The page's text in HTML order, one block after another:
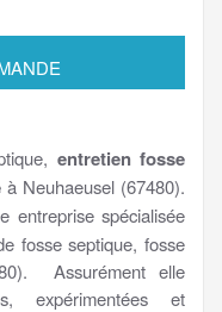
entretien fosse
à Neuhaeusel (67480).
entreprise spécialisée
fosse septique, fosse
Assurément elle
expérimentées et